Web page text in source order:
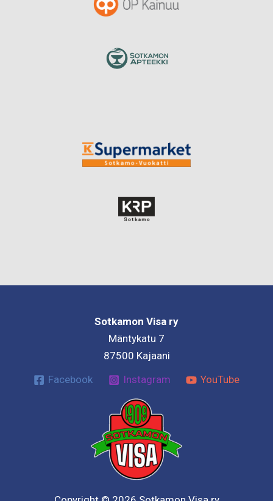
Sotkamon Visa ry
Mäntykatu 7
87500 Kajaani
Facebook
Instagram YouTube